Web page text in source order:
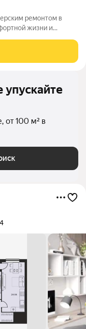
ремонтом в
жизни и
красного кирпича.
упускайте
от 100 м² в